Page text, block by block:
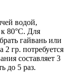
водой,
80°C. Для
гайвань или
гр. потребуется
составляет 3
до 5 раз.